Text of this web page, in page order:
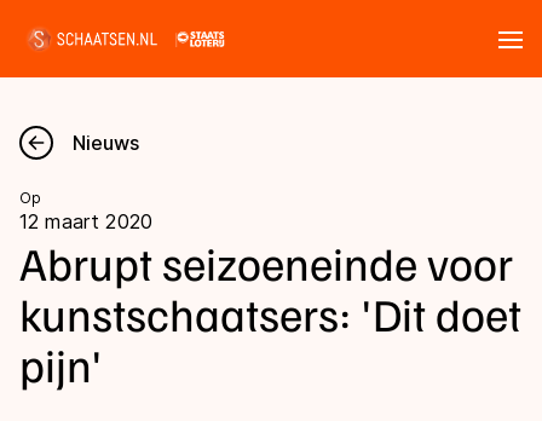
Nieuws
Kalender
Disciplines
Marathon
Uitslagen
Nieuws
Op
12 maart 2020
Abrupt seizoeneinde voor
kunstschaatsers: 'Dit doet
pijn'